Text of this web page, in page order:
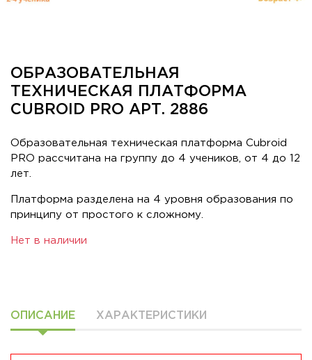
ОБРАЗОВАТЕЛЬНАЯ
ТЕХНИЧЕСКАЯ ПЛАТФОРМА
CUBROID PRO АРТ. 2886
Образовательная техническая платформа Cubroid
PRO рассчитана на группу до 4 учеников, от 4 до 12
лет.
Платформа разделена на 4 уровня образования по
принципу от простого к сложному.
Нет в наличии
ОПИСАНИЕ ХАРАКТЕРИСТИКИ